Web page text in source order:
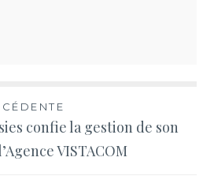
confie la gestion de son
VISTACOM